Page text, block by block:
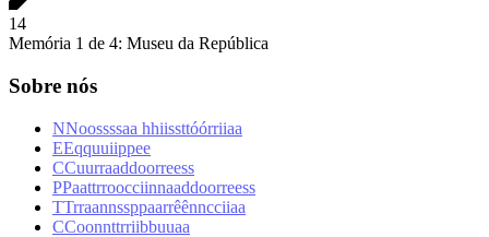
14
Memória 1 de 4: Museu da República
Sobre nós
NNoossssaa hhiissttóórriiaa
EEqquuiippee
CCuurraaddoorreess
PPaattrroocciinnaaddoorreess
TTrraannssppaarrêênncciiaa
CCoonnttrriibbuuaa